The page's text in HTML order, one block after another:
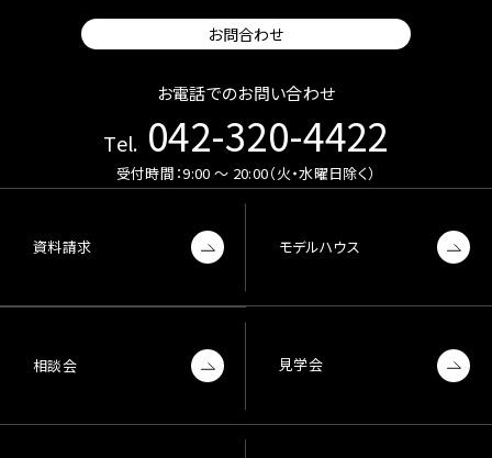
お問合わせ
お電話でのお問い合わせ
Tel. 042-320-4422
受付時間：9:00 〜 20:00（火・水曜日除く）
資料請求 モデルハウス
相談会 見学会